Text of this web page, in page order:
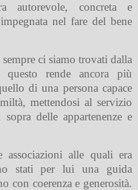
autorevole, concreta e
nel fare del bene
ci siamo trovati dalla
questo rende ancora più
di una persona capace
mettendosi al servizio
delle appartenenze e
alle quali era
stati per lui una guida
con coerenza e generosità.